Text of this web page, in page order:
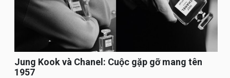
Jung Kook và Chanel: Cuộc gặp gỡ mang tên
1957